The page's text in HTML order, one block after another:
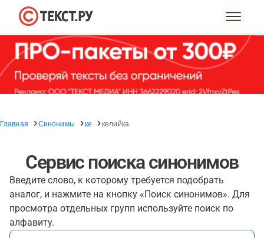
Главная Синонимы ке келийка
Сервис поиска синонимов
Введите слово, к которому требуется подобрать
аналог, и нажмите на кнопку «Поиск синонимов». Для
просмотра отдельных групп используйте поиск по
алфавиту.